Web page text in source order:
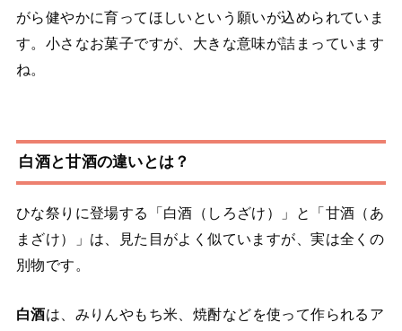
がら健やかに育ってほしいという願いが込められていま
す。小さなお菓子ですが、大きな意味が詰まっています
ね。
白酒と甘酒の違いとは？
ひな祭りに登場する「白酒（しろざけ）」と「甘酒（あ
まざけ）」は、見た目がよく似ていますが、実は全くの
別物です。
白酒は、みりんやもち米、焼酎などを使って作られるア